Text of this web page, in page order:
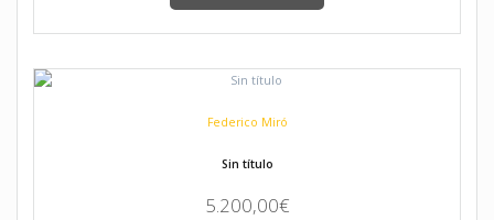
Federico Miró
Sin título
5.200,00€